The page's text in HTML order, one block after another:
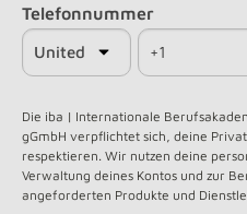
Telefonnummer
Die iba | Internationale
gGmbH verpflichtet sich, deine
respektieren. Wir nutzen deine
Verwaltung deines Kontos und zur
angeforderten Produkte und